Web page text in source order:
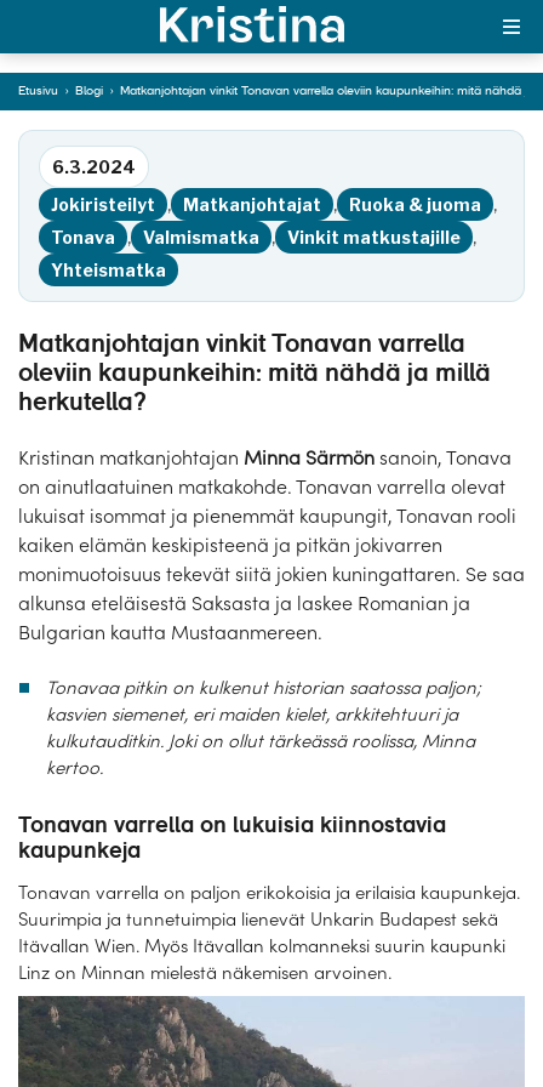
MAJAKKA-portaali
Äkkilähdöt
Suosikit
OTA YHTEYTTÄ
Kohteet
Matkatyypit
Matkakalenteri
Laivat
Hyvä tietää
oleviin kaupunkeihin:
mitä nähdä ja millä
herkutella?
Etusivu › Blogi › Matkanjohtajan vinkit Tonavan varrella oleviin kaupunkeihin: mitä nähdä ja
6.3.2024
Jokiristeilyt
, Matkanjohtajat , Ruoka & juoma
,
Tonava
, Valmismatka , Vinkit matkustajille
,
Yhteismatka
Matkanjohtajan vinkit Tonavan varrella
oleviin kaupunkeihin: mitä nähdä ja millä
herkutella?
Kristinan matkanjohtajan Minna Särmön sanoin, Tonava
on ainutlaatuinen matkakohde. Tonavan varrella olevat
lukuisat isommat ja pienemmät kaupungit, Tonavan rooli
kaiken elämän keskipisteenä ja pitkän jokivarren
monimuotoisuus tekevät siitä jokien kuningattaren. Se saa
alkunsa eteläisestä Saksasta ja laskee Romanian ja
Bulgarian kautta Mustaanmereen.
Tonavaa pitkin on kulkenut historian saatossa paljon;
kasvien siemenet, eri maiden kielet, arkkitehtuuri ja
kulkutauditkin. Joki on ollut tärkeässä roolissa, Minna
kertoo.
Tonavan varrella on lukuisia kiinnostavia
kaupunkeja
Tonavan varrella on paljon erikokoisia ja erilaisia kaupunkeja.
Suurimpia ja tunnetuimpia lienevät Unkarin Budapest sekä
Itävallan Wien. Myös Itävallan kolmanneksi suurin kaupunki
Linz on Minnan mielestä näkemisen arvoinen.